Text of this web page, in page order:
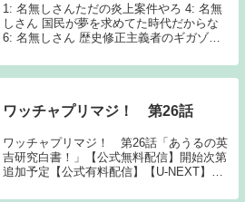
1: 名無しさんただの炎上案件やろ 4: 名無
しさん 国民が夢を求めてた時代だからな
6: 名無しさん 歴史修正主義者のギガゾン
名無しさん >>6 本当に歴史修正してるか
らなw 7: 名無しさん真...
ワッチャプリマジ！ 第26話
ワッチャプリマジ！ 第26話「あうるの英
吉研究白書！」【公式無料配信】開始次第
追加予定【公式有料配信】【U-NEXT】